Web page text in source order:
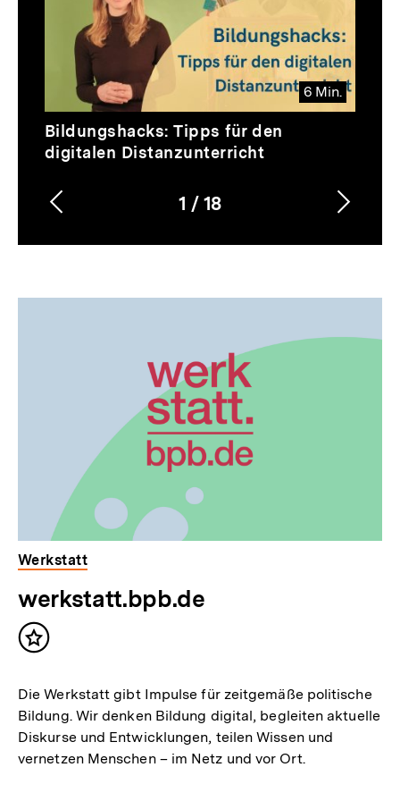
6 Min.
Video
Dauer
6
Min.
Bildungshacks: Tipps für den
digitalen Distanzunterricht
Karussellinhalt
1
von
/ 18
Vorherigen
Inhalt
Inhalt
Thematik
Werkstatt
werkstatt.bpb.de
Inhalt
Die Werkstatt gibt Impulse für zeitgemäße politische
Bildung. Wir denken Bildung digital, begleiten aktuelle
Diskurse und Entwicklungen, teilen Wissen und
vernetzen Menschen – im Netz und vor Ort.